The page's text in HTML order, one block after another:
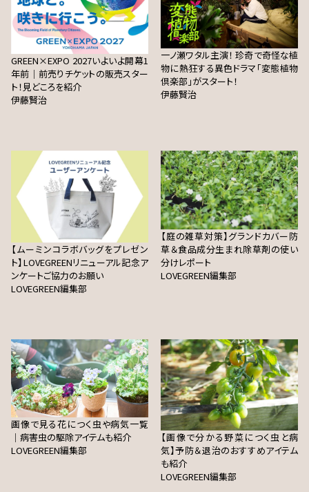
GREEN×EXPO 2027いよいよ開幕1
年前｜前売りチケットの販売スター
ト！見どころを紹介
伊藤賢治
一ノ瀬ワタル主演！ 珍奇で奇怪な植
物に熱狂する異色ドラマ「変態植物
倶楽部」がスタート！
伊藤賢治
【ムーミンコラボバッグをプレゼン
ト】LOVEGREENリニューアル記念ア
ンケートご協力のお願い
LOVEGREEN編集部
【庭の雑草対策】グランドカバー防
草＆食品成分生まれ除草剤の使い
分けレポート
LOVEGREEN編集部
画像で見る花につく虫や病気一覧
｜病害虫の駆除アイテムも紹介
LOVEGREEN編集部
【画像で分かる野菜につく虫と病
気】予防＆退治のおすすめアイテム
も紹介
LOVEGREEN編集部